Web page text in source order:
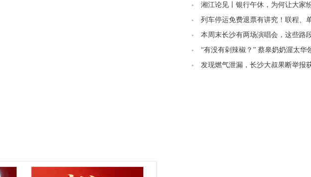
湘江论见丨银行午休，为何让大家
防”
列车停运免费退票有讲究！联程、
操作方式大不同
本周末长沙有两场演唱会，这些路
管制
“有没有剁辣椒？” 蔡皋奶奶渥太华
叨“想吃辣椒”
发现燃气泄漏，长沙大叔果断举报